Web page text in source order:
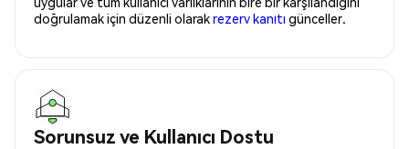
doğrulamak için düzenli olarakrezerv kanıtı günceller.
Sorunsuz ve Kullanıcı Dostu